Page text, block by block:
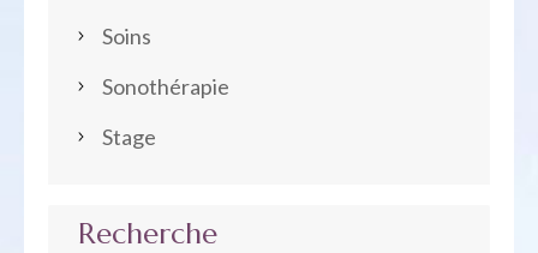
Soins
Sonothérapie
Stage
Recherche